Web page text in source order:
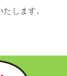
します。